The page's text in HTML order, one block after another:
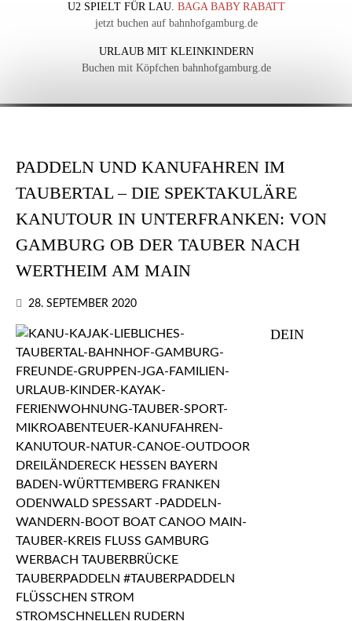
U2 SPIELT FÜR LAU. BAGA BABY RABATT
jetzt buchen auf bahnhofgamburg.de
URLAUB MIT KLEINKINDERN
Buchen mit Köpfchen bahnhofgamburg.de
PADDELN UND KANUFAHREN IM
TAUBERTAL – DIE SPEKTAKULÄRE
KANUTOUR IN UNTERFRANKEN: VON
GAMBURG OB DER TAUBER NACH
WERTHEIM AM MAIN
28. SEPTEMBER 2020
DEIN